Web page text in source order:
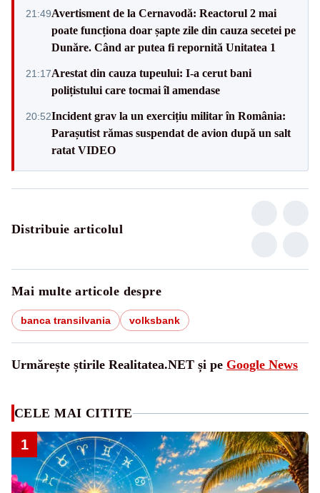
21:49Avertisment de la Cernavodă: Reactorul 2 mai
poate funcționa doar șapte zile din cauza secetei pe
Dunăre. Când ar putea fi repornită Unitatea 1
21:17Arestat din cauza tupeului: I-a cerut bani
polițistului care tocmai îl amendase
20:52Incident grav la un exercițiu militar în România:
Parașutist rămas suspendat de avion după un salt
ratat VIDEO
Distribuie articolul
Mai multe articole despre
banca transilvania volksbank
Urmărește știrile Realitatea.NET și pe Google News
CELE MAI CITITE
1